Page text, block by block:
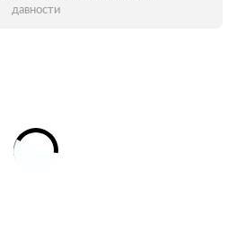
давности